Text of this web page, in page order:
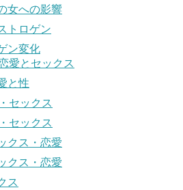
女への影響
トロゲン
ン変化
愛とセックス
と性
セックス
セックス
クス・恋愛
クス・恋愛
ス